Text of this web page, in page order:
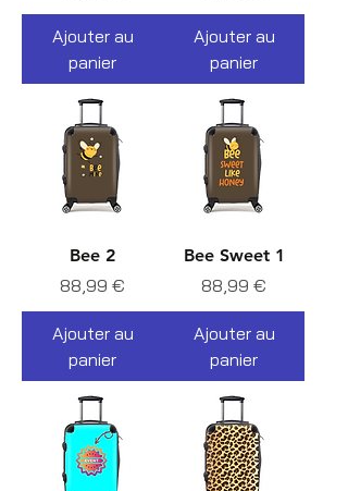
Ajouter au
panier
Ajouter au
panier
Bee 2
Prix
88,99 €
Ajouter au
panier
Bee Sweet 1
Prix
88,99 €
Ajouter au
panier